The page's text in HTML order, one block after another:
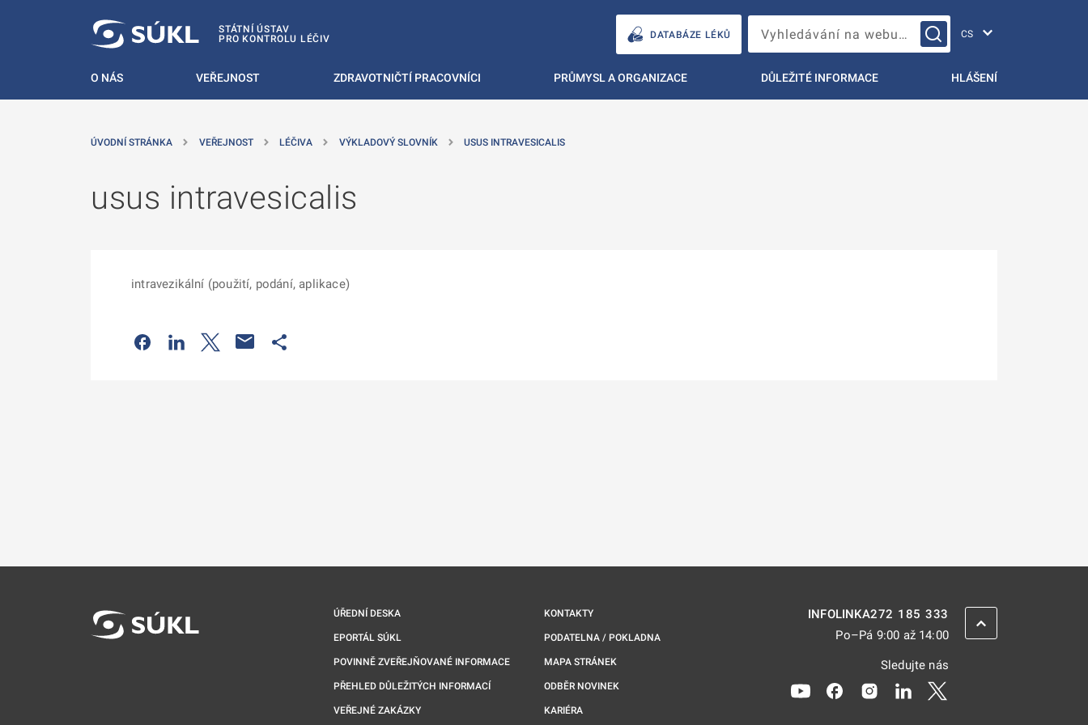
STÁTNÍ ÚSTAV
PRO KONTROLU LÉČIV
DATABÁZE LÉKŮ Vyhledávání na webu…
O NÁS VEŘEJNOST ZDRAVOTNIČTÍ PRACOVNÍCI PRŮMYSL A ORGANIZACE DŮLEŽITÉ INFORMACE HLÁŠENÍ
ÚVODNÍ STRÁNKA VEŘEJNOST LÉČIVA VÝKLADOVÝ SLOVNÍK USUS INTRAVESICALIS
usus intravesicalis
intravezikální (použití, podání, aplikace)
Odkaz se otevře na nové kartě
Odkaz se otevře na nové kartě
Odkaz se otevře na nové kartě
ÚŘEDNÍ DESKA
EPORTÁL SÚKL
POVINNĚ ZVEŘEJŇOVANÉ INFORMACE
PŘEHLED DŮLEŽITÝCH INFORMACÍ
VEŘEJNÉ ZAKÁZKY
KONTAKTY
PODATELNA / POKLADNA
MAPA STRÁNEK
ODBĚR NOVINEK
KARIÉRA
INFOLINKA272 185 333
Po–Pá 9:00 až 14:00
Sledujte nás
Odkaz se otevře na nové kartě
Odkaz se otevře na nové kartě
Odkaz se otevře na nové kartě
Odkaz se otevře na nové
ZPĚT NAHORU